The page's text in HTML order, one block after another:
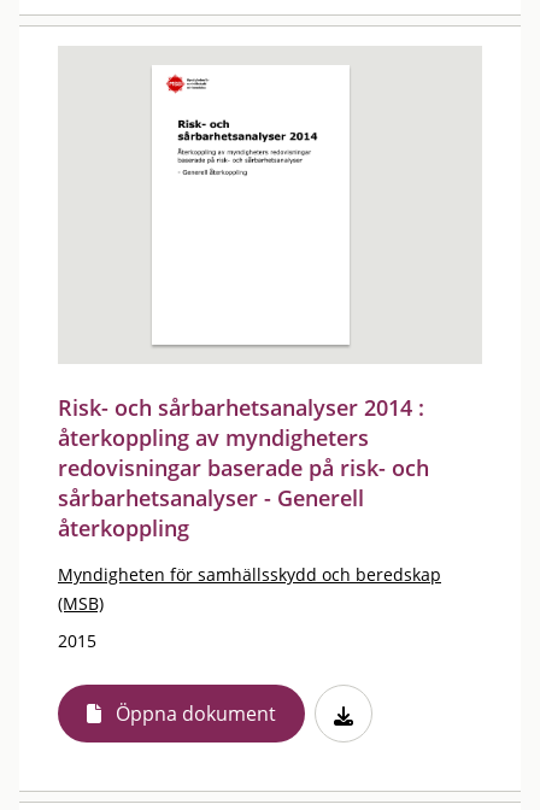
Risk- och sårbarhetsanalyser 2014 :
återkoppling av myndigheters
redovisningar baserade på risk- och
sårbarhetsanalyser - Generell
återkoppling
Myndigheten för samhällsskydd och beredskap
(MSB)
2015
Öppna dokument